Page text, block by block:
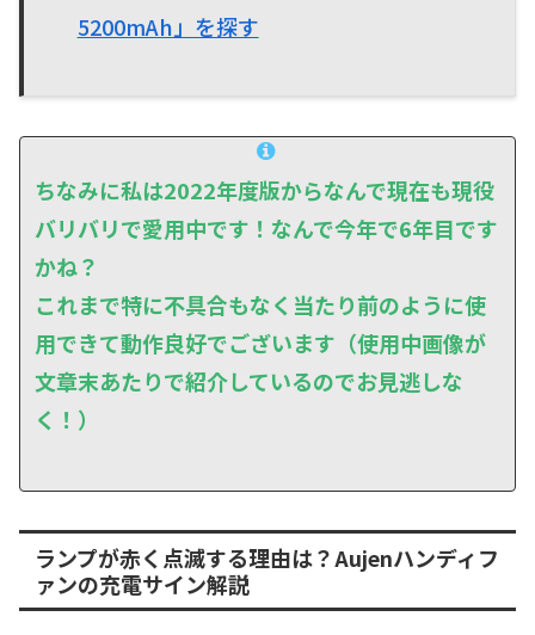
5200mAh」を探す
ちなみに私は2022年度版からなんで現在も現役
バリバリで愛用中です！なんで今年で6年目です
かね？
これまで特に不具合もなく当たり前のように使
用できて動作良好でございます（使用中画像が
文章末あたりで紹介しているのでお見逃しな
く！）
ランプが赤く点滅する理由は？Aujenハンディフ
ァンの充電サイン解説